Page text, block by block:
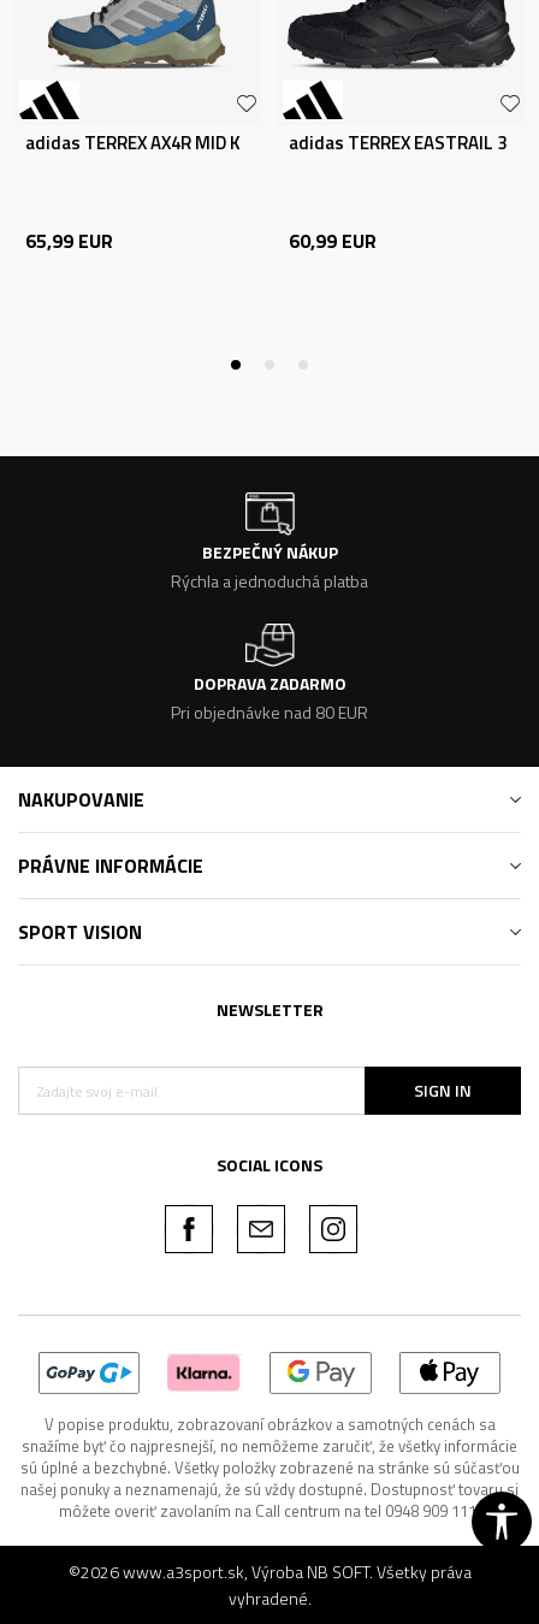
adidas TERREX AX4R MID K
65,99 EUR
adidas TERREX EASTRAIL 3
60,99 EUR
BEZPEČNÝ NÁKUP
Rýchla a jednoduchá platba
DOPRAVA ZADARMO
Pri objednávke nad 80 EUR
NAKUPOVANIE
PRÁVNE INFORMÁCIE
SPORT VISION
NEWSLETTER
SIGN IN
SOCIAL ICONS
V popise produktu, zobrazovaní obrázkov a samotných cenách sa
snažíme byť čo najpresnejší, no nemôžeme zaručiť, že všetky informácie
sú úplné a bezchybné. Všetky položky zobrazené na stránke sú súčasťou
našej ponuky a neznamenajú, že sú vždy dostupné. Dostupnosť tovaru si
môžete overiť zavolaním na Call centrum na tel 0948 909 111.
©2026www.a3sport.sk, VýrobaNB SOFT. Všetky práva
vyhradené.